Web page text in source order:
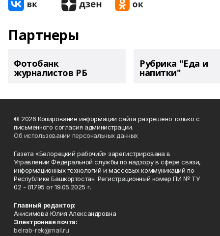
Партнеры
Фотобанк
журналистов РБ
Рубрика "Еда и
напитки"
© 2026 Копирование информации сайта разрешено только с
письменного согласия администрации.
Об использовании персональных данных
Газета «Белорецкий рабочий» зарегистрирована в
Управлении Федеральной службы по надзору в сфере связи,
информационных технологий и массовых коммуникаций по
Республике Башкортостан. Регистрационный номер ПИ № ТУ
02 - 01795 от 19.05.2025 г.
Главный редактор:
Анисимова Юлия Александровна
Электронная почта:
belrab-rek@mail.ru